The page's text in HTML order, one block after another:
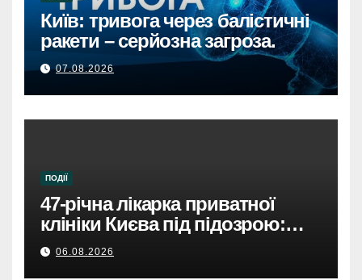
Київ: тривога через балістичні
ракети – серйозна загроза.
07.08.2026
ПОДІЇ
47-річна лікарка приватної
клініки Києва під підозрою:
недбалість поставила під
загрозу життя пацієнта
06.08.2026